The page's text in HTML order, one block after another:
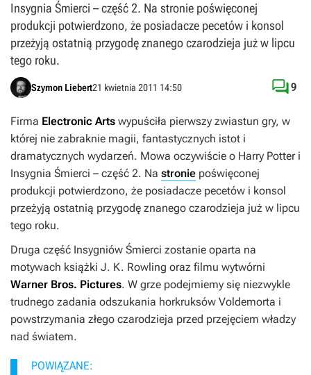
Insygnia Śmierci – część 2. Na stronie poświęconej
produkcji potwierdzono, że posiadacze pecetów i konsol
przeżyją ostatnią przygodę znanego czarodzieja już w lipcu
tego roku.
Szymon Liebert21 kwietnia 2011 14:50 9
Firma Electronic Arts wypuściła pierwszy zwiastun gry, w
której nie zabraknie magii, fantastycznych istot i
dramatycznych wydarzeń. Mowa oczywiście o Harry Potter i
Insygnia Śmierci – część 2. Na stronie poświęconej
produkcji potwierdzono, że posiadacze pecetów i konsol
przeżyją ostatnią przygodę znanego czarodzieja już w lipcu
tego roku.
Druga część Insygniów Śmierci zostanie oparta na
motywach książki J. K. Rowling oraz filmu wytwórni
Warner Bros. Pictures. W grze podejmiemy się niezwykle
trudnego zadania odszukania horkruksów Voldemorta i
powstrzymania złego czarodzieja przed przejęciem władzy
nad światem.
POWIĄZANE: